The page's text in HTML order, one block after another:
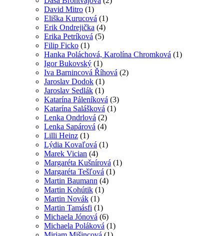
David Mitro (1)
Eliška Kurucová (1)
Erik Ondrejička (4)
Erika Petríková (5)
Filip Ficko (1)
Hanka Poláchová, Karolína Chromková (1)
Igor Bukovský (1)
Iva Barnincová Říhová (2)
Jaroslav Dodok (1)
Jaroslav Sedlák (1)
Katarína Páleníková (3)
Katarína Salášková (1)
Lenka Ondrlová (2)
Lenka Sapárová (4)
Lilli Heinz (1)
Lýdia Kovaľová (1)
Marek Vician (4)
Margaréta Kušnírová (1)
Margaréta Tešľová (1)
Martin Baumann (4)
Martin Kohútik (1)
Martin Novák (1)
Martin Tamásfi (1)
Michaela Jónová (6)
Michaela Poláková (1)